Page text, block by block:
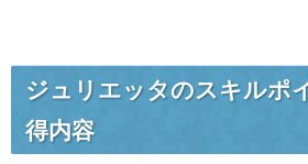
ジュリエッタのスキルポ
得内容